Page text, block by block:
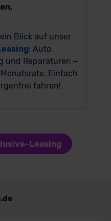
Blick auf unser
: Auto,
und Reparaturen –
Einfach
fahren!
Leasing